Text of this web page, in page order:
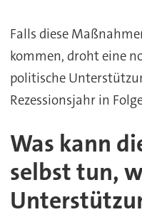
Falls diese
kommen, droht eine
politische
Rezessionsjahr in
Was kann
selbst tun,